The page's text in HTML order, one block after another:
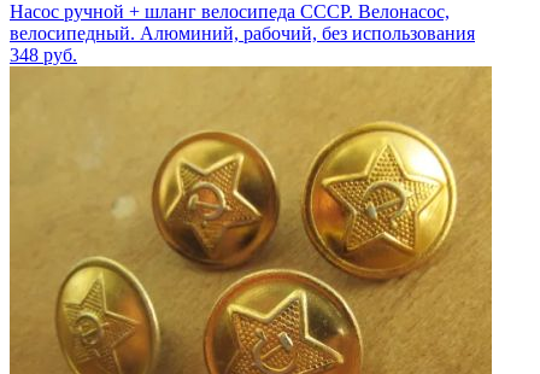
Насос ручной + шланг велосипеда СССР. Велонасос,
велосипедный. Алюминий, рабочий, без использования
348 руб.